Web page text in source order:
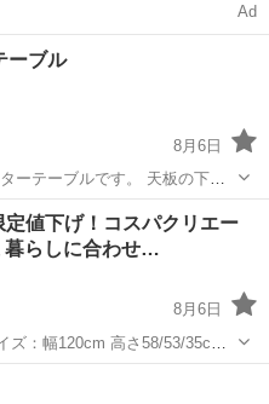
Ad
ーブル
8月6日
ブルです。 天板の下に
付いている点や、アイアン脚
す。 石目調とブラッ
ンター
定値下げ！コスパクリエー
暮らしに合わせ…
8月6日